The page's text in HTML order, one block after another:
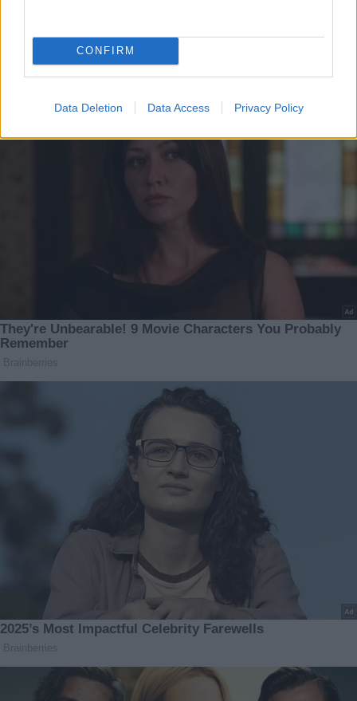
CONFIRM
Data Deletion Data Access Privacy Policy